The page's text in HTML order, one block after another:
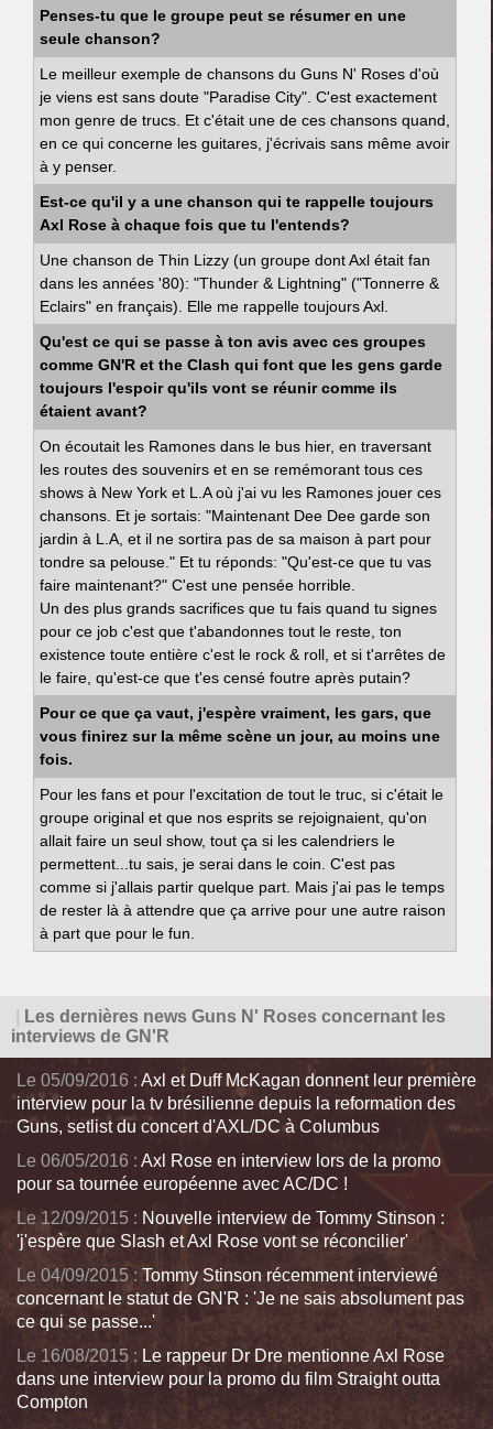
Penses-tu que le groupe peut se résumer en une
seule chanson?
Le meilleur exemple de chansons du Guns N' Roses d'où
je viens est sans doute "Paradise City". C'est exactement
mon genre de trucs. Et c'était une de ces chansons quand,
en ce qui concerne les guitares, j'écrivais sans même avoir
à y penser.
Est-ce qu'il y a une chanson qui te rappelle toujours
Axl Rose à chaque fois que tu l'entends?
Une chanson de Thin Lizzy (un groupe dont Axl était fan
dans les années '80): "Thunder & Lightning" ("Tonnerre &
Eclairs" en français). Elle me rappelle toujours Axl.
Qu'est ce qui se passe à ton avis avec ces groupes
comme GN'R et the Clash qui font que les gens garde
toujours l'espoir qu'ils vont se réunir comme ils
étaient avant?
On écoutait les Ramones dans le bus hier, en traversant
les routes des souvenirs et en se remémorant tous ces
shows à New York et L.A où j'ai vu les Ramones jouer ces
chansons. Et je sortais: "Maintenant Dee Dee garde son
jardin à L.A, et il ne sortira pas de sa maison à part pour
tondre sa pelouse." Et tu réponds: "Qu'est-ce que tu vas
faire maintenant?" C'est une pensée horrible.
Un des plus grands sacrifices que tu fais quand tu signes
pour ce job c'est que t'abandonnes tout le reste, ton
existence toute entière c'est le rock & roll, et si t'arrêtes de
le faire, qu'est-ce que t'es censé foutre après putain?
Pour ce que ça vaut, j'espère vraiment, les gars, que
vous finirez sur la même scène un jour, au moins une
fois.
Pour les fans et pour l'excitation de tout le truc, si c'était le
groupe original et que nos esprits se rejoignaient, qu'on
allait faire un seul show, tout ça si les calendriers le
permettent...tu sais, je serai dans le coin. C'est pas
comme si j'allais partir quelque part. Mais j'ai pas le temps
de rester là à attendre que ça arrive pour une autre raison
à part que pour le fun.
Les dernières news Guns N' Roses concernant les
interviews de GN'R
Le 05/09/2016 : Axl et Duff McKagan donnent leur première
interview pour la tv brésilienne depuis la reformation des
Guns, setlist du concert d'AXL/DC à Columbus
Le 06/05/2016 : Axl Rose en interview lors de la promo
pour sa tournée européenne avec AC/DC !
Le 12/09/2015 : Nouvelle interview de Tommy Stinson :
'j'espère que Slash et Axl Rose vont se réconcilier'
Le 04/09/2015 : Tommy Stinson récemment interviewé
concernant le statut de GN'R : 'Je ne sais absolument pas
ce qui se passe...'
Le 16/08/2015 : Le rappeur Dr Dre mentionne Axl Rose
dans une interview pour la promo du film Straight outta
Compton